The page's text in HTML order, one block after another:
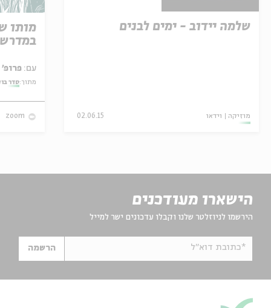
שלמה יידוב - ימים לבנים
מוזיקה וידאו 02.06.15
מותו
עם: פרופ' אביגדור שנאן
מתוך:סדר
zoom
הישארו מעודכנים
הירשמו לניוזלטר שלנו וקבלו עדכונים ישר למייל
*כתובת דוא"ל הרשמה